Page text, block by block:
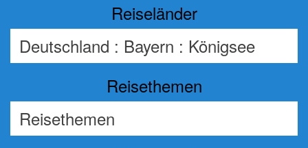
Reiseländer
Reisethemen